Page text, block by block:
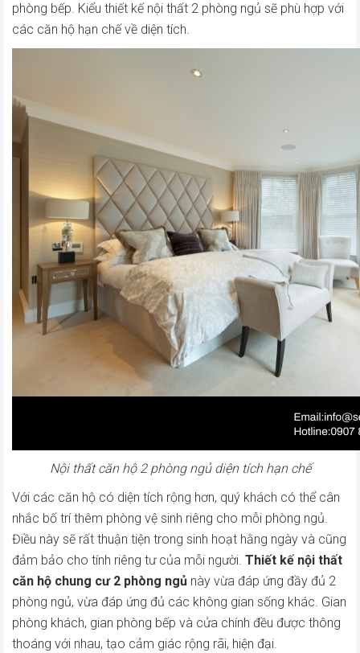
phòng bếp. Kiểu thiết kế nội thất 2 phòng ngủ sẽ phù hợp với
các căn hộ hạn chế về diện tích.
Nội thất căn hộ 2 phòng ngủ diện tích hạn chế
Với các căn hộ có diện tích rộng hơn, quý khách có thể cân
nhắc bố trí thêm phòng vệ sinh riêng cho mỗi phòng ngủ.
Điều này sẽ rất thuận tiện trong sinh hoạt hằng ngày và cũng
đảm bảo cho tính riêng tư của mỗi người. Thiết kế nội thất
căn hộ chung cư 2 phòng ngủ này vừa đáp ứng đầy đủ 2
phòng ngủ, vừa đáp ứng đủ các không gian sống khác. Gian
phòng khách, gian phòng bếp và cửa chính đều được thông
thoáng với nhau, tạo cảm giác rộng rãi, hiện đại.